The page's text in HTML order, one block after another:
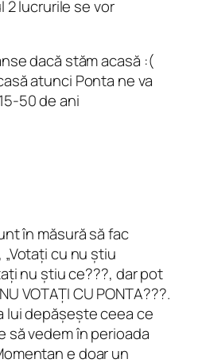
2 lucrurile se vor
dacă stăm acasă :(
atunci Ponta ne va
50 de ani
în măsură să fac
cu nu știu
nu știu ce???, dar pot
VOTAȚI CU PONTA???.
lui depășește ceea ce
să vedem în perioada
e doar un